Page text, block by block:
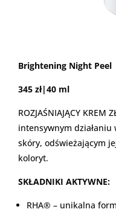
Brightening Night Peel
345 zł|40 ml
ROZJAŚNIAJĄCY KREM
intensywnym działaniu
skóry, odświeżającym
koloryt.
SKŁADNIKI AKTYWNE:
RHA® – unikalna